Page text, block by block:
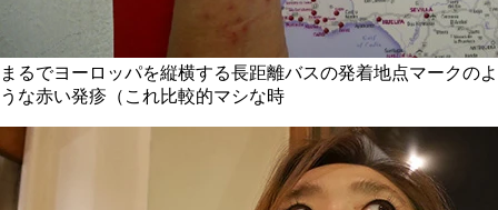
まるでヨーロッパを縦横する長距離バスの発着地点マークのよ
うな赤い発疹（これ比較的マシな時